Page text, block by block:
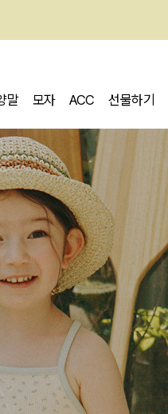
말 모자 ACC 선물하기